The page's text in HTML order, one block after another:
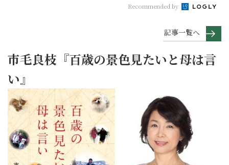
Recommended by
記事一覧へ
市毛良枝『百歳の景色見たいと母は言
い』